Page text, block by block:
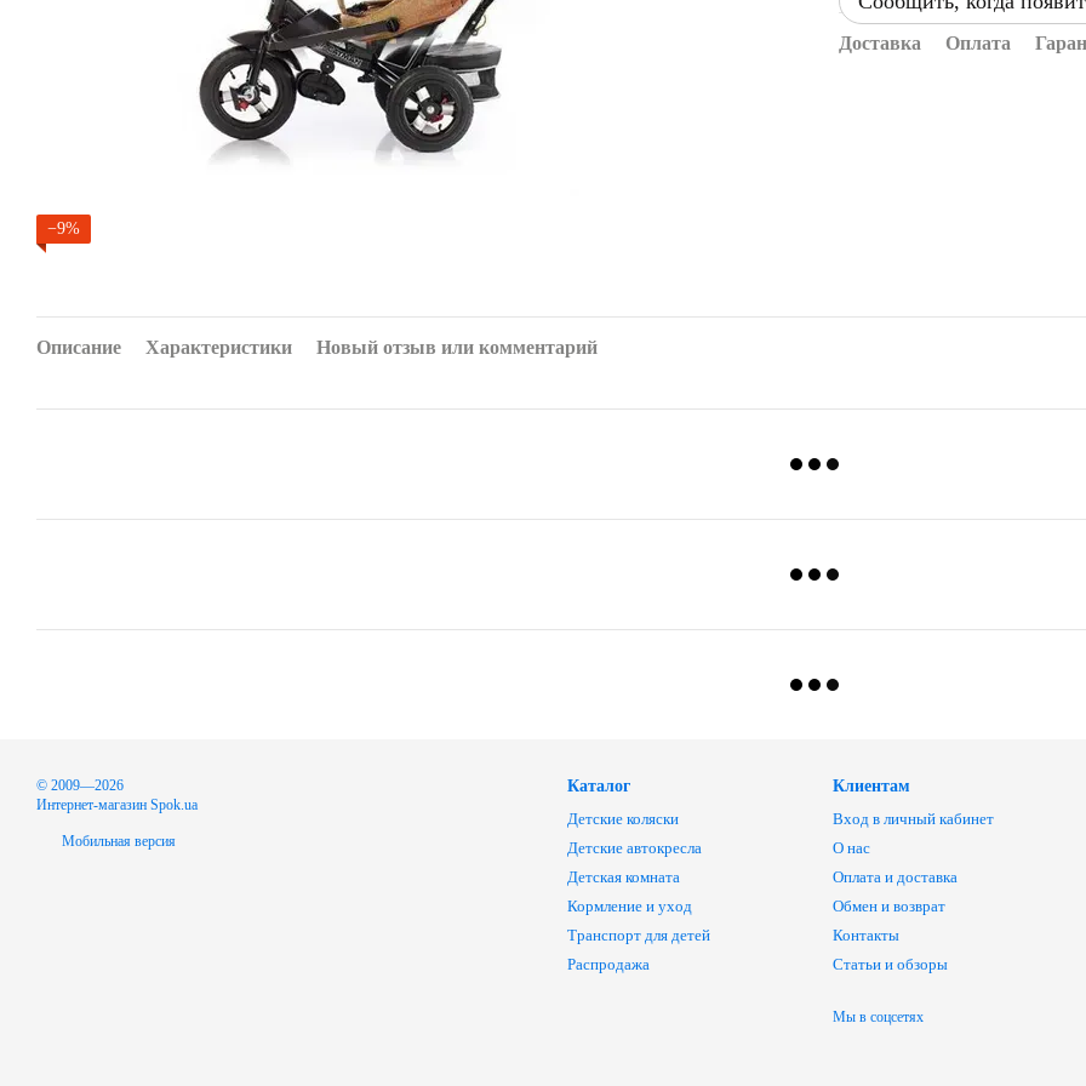
−9%
Доставка Оплата
Описание Характеристики Новый отзыв или комментарий
© 2009—2026
Интернет-магазин Spok.ua
Мобильная версия
Каталог
Детские коляски
Детские автокресла
Детская комната
Кормление и уход
Транспорт для детей
Распродажа
Клиентам
Вход в личный кабинет
О нас
Оплата и доставка
Обмен и возврат
Контакты
Статьи и обзоры
Мы в соцсетях